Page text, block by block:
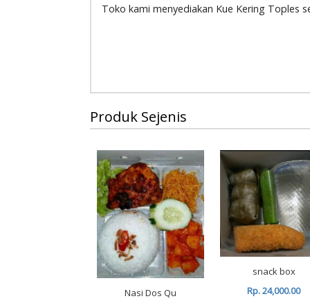
Toko kami menyediakan Kue Kering Toples
Produk Sejenis
Nasi Dos Qu
snack box
Rp. 24,000.00